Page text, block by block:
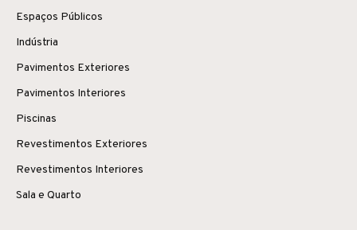
Espaços Públicos
Indústria
Pavimentos Exteriores
Pavimentos Interiores
Piscinas
Revestimentos Exteriores
Revestimentos Interiores
Sala e Quarto